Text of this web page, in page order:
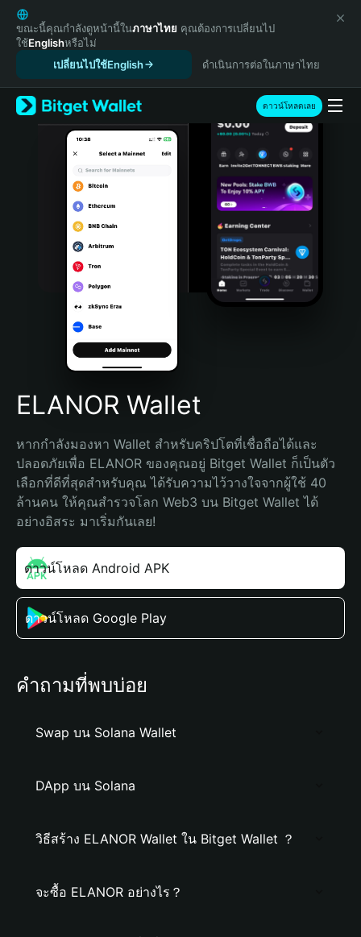
English
日本語
Tiếng Việt
Español (Latinoamérica)
Türkçe
Italiano
Português (Portugal)
Bahasa Indonesia
Português (Brasil)
Español (Argentina)
ขณะนี้คุณกำลังดูหน้านี้ในภาษาไทย คุณต้องการเปลี่ยนไป
ใช้Englishหรือไม่
เปลี่ยนไปใช้English
ดำเนินการต่อในภาษาไทย
ดาวน์โหลดเลย
ELANOR Wallet
หากกำลังมองหา Wallet สำหรับคริปโตที่เชื่อถือได้และ
ปลอดภัยเพื่อ ELANOR ของคุณอยู่ Bitget Wallet ก็เป็นตัว
เลือกที่ดีที่สุดสำหรับคุณ ได้รับความไว้วางใจจากผู้ใช้ 40
ล้านคน ให้คุณสำรวจโลก Web3 บน Bitget Wallet ได้
อย่างอิสระ มาเริ่มกันเลย!
ดาวน์โหลด Android APK
ดาวน์โหลด Google Play
คำถามที่พบบ่อย
Swap บน Solana Wallet
DApp บน Solana
วิธีสร้าง ELANOR Wallet ใน Bitget Wallet ？
จะซื้อ ELANOR อย่างไร？